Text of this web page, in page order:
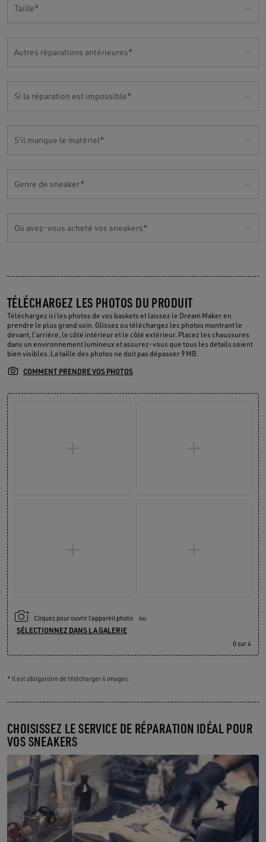
Taille
Autres réparations antérieures
Si la réparation est impossible
S'il manque le matériel
Genre de sneaker
Où avez-vous acheté vos sneakers
TÉLÉCHARGEZ LES PHOTOS DU PRODUIT
Téléchargez ici les photos de vos baskets et laissez le Dream Maker en
prendre le plus grand soin. Glissez ou téléchargez les photos montrant le
devant, l'arrière, le côté intérieur et le côté extérieur. Placez les chaussures
dans un environnement lumineux et assurez-vous que tous les détails soient
bien visibles. La taille des photos ne doit pas dépasser 9 MB.
COMMENT PRENDRE VOS PHOTOS
Cliquez pour ouvrir l’appareil photo ou
SÉLECTIONNEZ DANS LA GALERIE
0 sur 4
* Il est obligatoire de télécharger 4 images.
CHOISISSEZ LE SERVICE DE RÉPARATION IDÉAL POUR
VOS SNEAKERS